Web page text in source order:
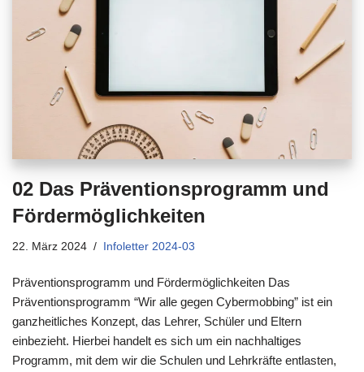
02 Das Präventionsprogramm und
Fördermöglichkeiten
22. März 2024 Infoletter 2024-03
Präventionsprogramm und Fördermöglichkeiten Das
Präventionsprogramm “Wir alle gegen Cybermobbing” ist ein
ganzheitliches Konzept, das Lehrer, Schüler und Eltern
einbezieht. Hierbei handelt es sich um ein nachhaltiges
Programm, mit dem wir die Schulen und Lehrkräfte entlasten,